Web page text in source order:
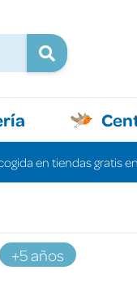
en tiendas gratis
+5 años